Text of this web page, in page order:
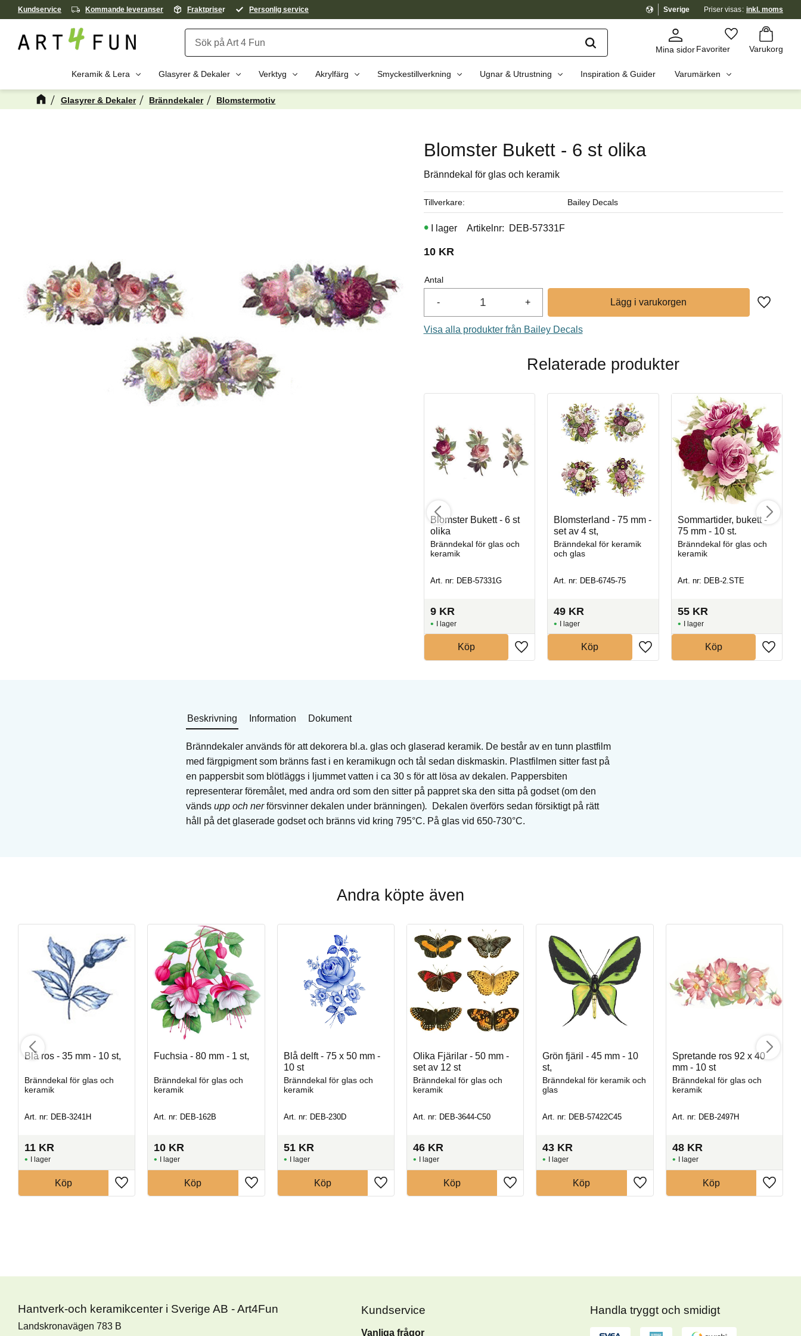
Kundservice Kommande leveranser Fraktpriser Personlig service Sverige Priser visas inkl. moms
Mina sidorFavoriter Varukorg
Favoriter
Kundvagn
Keramik & Lera Glasyrer & Dekaler Verktyg Akrylfärg Smyckestillverkning Ugnar & Utrustning Inspiration & Guider Varumärken
Glasyrer & Dekaler Bränndekaler Blomstermotiv
Blå delft - 35 mm - 10 st
Bränndekal för keramik och glas
Art. nr: DEB-230G
Blomster Bukett - 6 st olika
Bränndekal för glas och keramik
10KR
Antal
+
-
Lägg till
I lager Artikelnr DEB-57331F
Tillverkare Bailey Decals
Visa alla produkter från Bailey Decals
Relaterade produkter
Blomster Bukett - 6 st
olika
Bränndekal för glas och
keramik
Art. nr: DEB-57331G
9 KR
I lager
Köp
Blomsterland - 75 mm -
set av 4 st,
Bränndekal för keramik
och glas
Art. nr: DEB-6745-75
49 KR
I lager
Köp
Sommartider, bukett -
75 mm - 10 st.
Bränndekal för glas och
keramik
Art. nr: DEB-2.STE
55 KR
I lager
Köp
Beskrivning Information Dokument
Bränndekaler används för att dekorera bl.a. glas och glaserad keramik. De består av en tunn plastfilm
med färgpigment som bränns fast i en keramikugn och tål sedan diskmaskin. Plastfilmen sitter fast på
en pappersbit som blötläggs i ljummet vatten i ca 30 s för att lösa av dekalen. Pappersbiten
representerar föremålet, med andra ord som den sitter på pappret ska den sitta på godset (om den
vänds upp och nerförsvinner dekalen under bränningen). Dekalen överförs sedan försiktigt på rätt
håll på det glaserade godset och bränns vid kring 795°C. På glas vid 650-730°C.
Andra köpte även
Blå ros - 35 mm - 10 st,
Bränndekal för glas och
keramik
Art. nr: DEB-3241H
11 KR
I lager
Köp
Fuchsia - 80 mm - 1 st,
Bränndekal för glas och
keramik
Art. nr: DEB-162B
10 KR
I lager
Köp
Blå delft - 75 x 50 mm -
10 st
Bränndekal för glas och
keramik
Art. nr: DEB-230D
51 KR
I lager
Köp
Olika Fjärilar - 50 mm -
set av 12 st
Bränndekal för glas och
keramik
Art. nr: DEB-3644-C50
46 KR
I lager
Köp
Grön fjäril - 45 mm - 10
st,
Bränndekal för keramik och
glas
Art. nr: DEB-57422C45
43 KR
I lager
Köp
Spretande ros 92 x 40
mm - 10 st
Bränndekal för glas och
keramik
Art. nr: DEB-2497H
48 KR
I lager
Köp
Hantverk-och keramikcenter i Sverige AB - Art4Fun
Landskronavägen 783 B
Kundservice
Vanliga frågor
Handla tryggt och smidigt